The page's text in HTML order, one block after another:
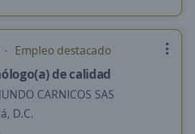
Empleo destacado
de calidad
CARNICOS SAS
D.C.